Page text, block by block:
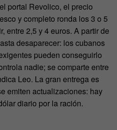
portal Revolico, el precio
y completo ronda los 3 o 5
entre 2,5 y 4 euros. A partir de
desaparecer: los cubanos
pueden conseguirlo
nadie; se comparte entre
Leo. La gran entrega es
emiten actualizaciones: hay
diario por la ración.